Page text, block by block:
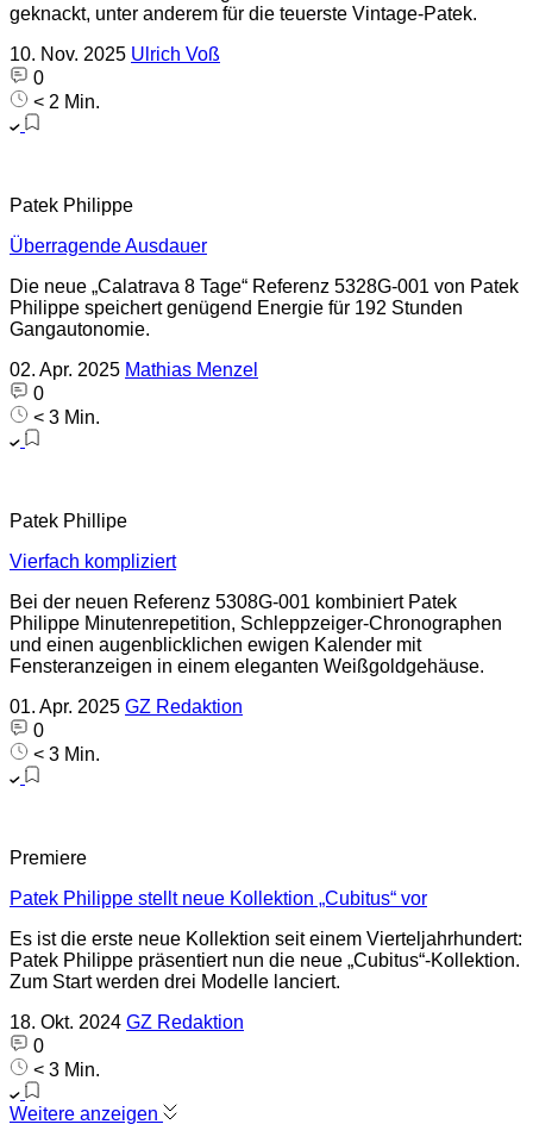
geknackt, unter anderem für die teuerste Vintage-Patek.
10. Nov. 2025 Ulrich Voß
0
< 2 Min.
Patek Philippe
Überragende Ausdauer
Die neue „Calatrava 8 Tage“ Referenz 5328G-001 von Patek
Philippe speichert genügend Energie für 192 Stunden
Gangautonomie.
02. Apr. 2025 Mathias Menzel
0
< 3 Min.
Patek Phillipe
Vierfach kompliziert
Bei der neuen Referenz 5308G-001 kombiniert Patek
Philippe Minutenrepetition, Schleppzeiger-Chronographen
und einen augenblicklichen ewigen Kalender mit
Fensteranzeigen in einem eleganten Weißgoldgehäuse.
01. Apr. 2025 GZ Redaktion
0
< 3 Min.
Premiere
Patek Philippe stellt neue Kollektion „Cubitus“ vor
Es ist die erste neue Kollektion seit einem Vierteljahrhundert:
Patek Philippe präsentiert nun die neue „Cubitus“-Kollektion.
Zum Start werden drei Modelle lanciert.
18. Okt. 2024 GZ Redaktion
0
< 3 Min.
Weitere anzeigen